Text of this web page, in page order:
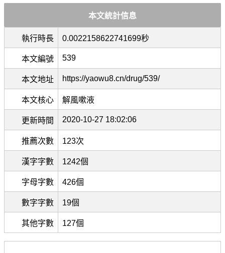
本文統計信息
執行時長 0.0022158622741699秒
本文編號 539
本文地址 https://yaowu8.cn/drug/539/
本文核心 解風嗽液
更新時間 2020-10-27 18:02:06
推薦次數 123次
漢字字數 1242個
字母字數 426個
數字字數 19個
其他字數 127個